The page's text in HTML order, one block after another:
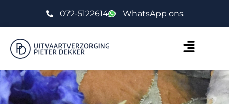
072-5122614 WhatsApp ons